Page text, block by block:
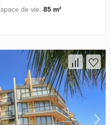
de vie:85 m²